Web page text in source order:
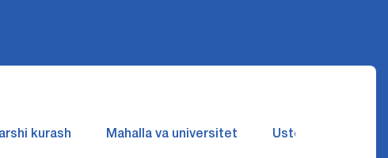
kurash Mahalla va universitet Ustozlar suhbatin